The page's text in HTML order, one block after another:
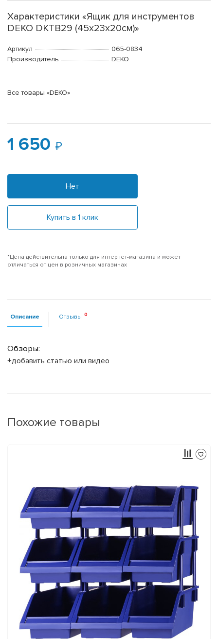
Характеристики «Ящик для инструментов
DEKO DKTB29 (45х23х20см)»
Артикул
065-0834
Производитель
DEKO
Все товары «DEKO»
1 650
Нет
Купить в 1 клик
*Цена действительна только для интернет-магазина и может
отличаться от цен в розничных магазинах
Описание Отзывы
Обзоры:
+добавить статью или видео
Похожие товары